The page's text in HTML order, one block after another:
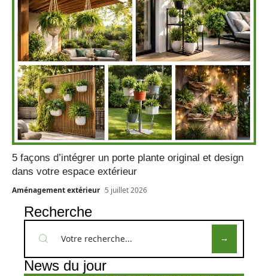
5 façons d’intégrer un porte plante original et design
dans votre espace extérieur
Aménagement extérieur 5 juillet 2026
Recherche
News du jour